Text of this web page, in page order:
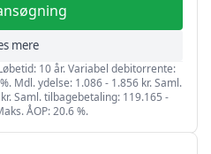
mere
10 år. Variabel debitorrente:
Mdl. ydelse: 1.086 - 1.856 kr. Saml.
Saml. tilbagebetaling: 119.165 -
ÅOP: 20.6 %.